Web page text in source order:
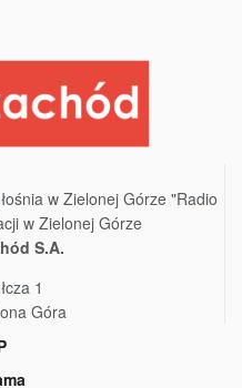
w Zielonej Górze "Radio
w Zielonej Górze
S.A.
1
Góra